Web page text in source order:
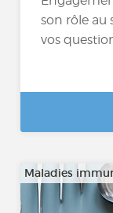
son rôle au
vos
Maladies